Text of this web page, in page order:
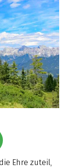
TAB)
ÖFFNET IN
Ehre zuteil,